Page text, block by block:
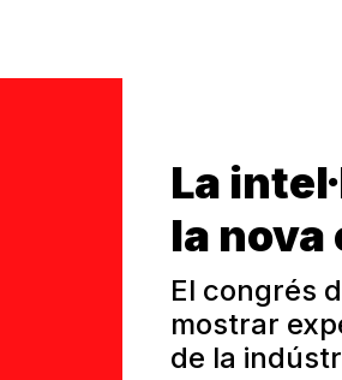
La
la nova
El congrés
mostrar
de la